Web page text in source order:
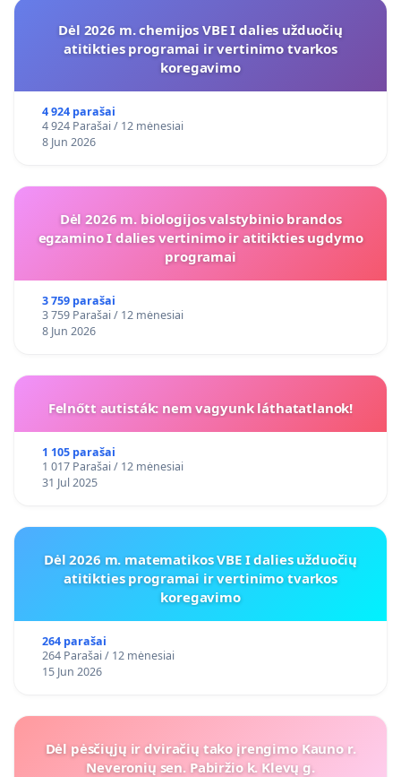
Dėl 2026 m. chemijos VBE I dalies užduočių
atitikties programai ir vertinimo tvarkos
koregavimo
4 924 parašai
4 924 Parašai / 12 mėnesiai
8 Jun 2026
Dėl 2026 m. biologijos valstybinio brandos
egzamino I dalies vertinimo ir atitikties ugdymo
programai
3 759 parašai
3 759 Parašai / 12 mėnesiai
8 Jun 2026
Felnőtt autisták: nem vagyunk láthatatlanok!
1 105 parašai
1 017 Parašai / 12 mėnesiai
31 Jul 2025
Dėl 2026 m. matematikos VBE I dalies užduočių
atitikties programai ir vertinimo tvarkos
koregavimo
264 parašai
264 Parašai / 12 mėnesiai
15 Jun 2026
Dėl pėsčiųjų ir dviračių tako įrengimo Kauno r.
Neveronių sen. Pabiržio k. Klevų g.